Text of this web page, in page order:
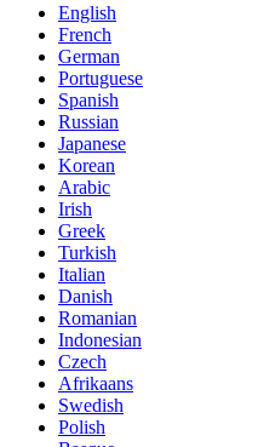
English
French
German
Portuguese
Spanish
Russian
Japanese
Korean
Arabic
Irish
Greek
Turkish
Italian
Danish
Romanian
Indonesian
Czech
Afrikaans
Swedish
Polish